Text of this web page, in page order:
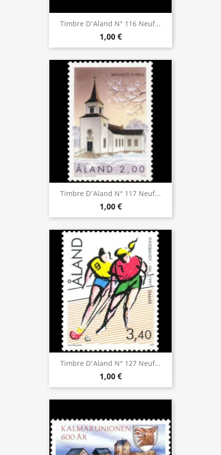
Timbre D'Aland N° 116 Neuf...
1,00 €
Timbre D'Aland N° 117 Neuf...
1,00 €
Timbre D'Aland N° 127 Neuf...
1,00 €